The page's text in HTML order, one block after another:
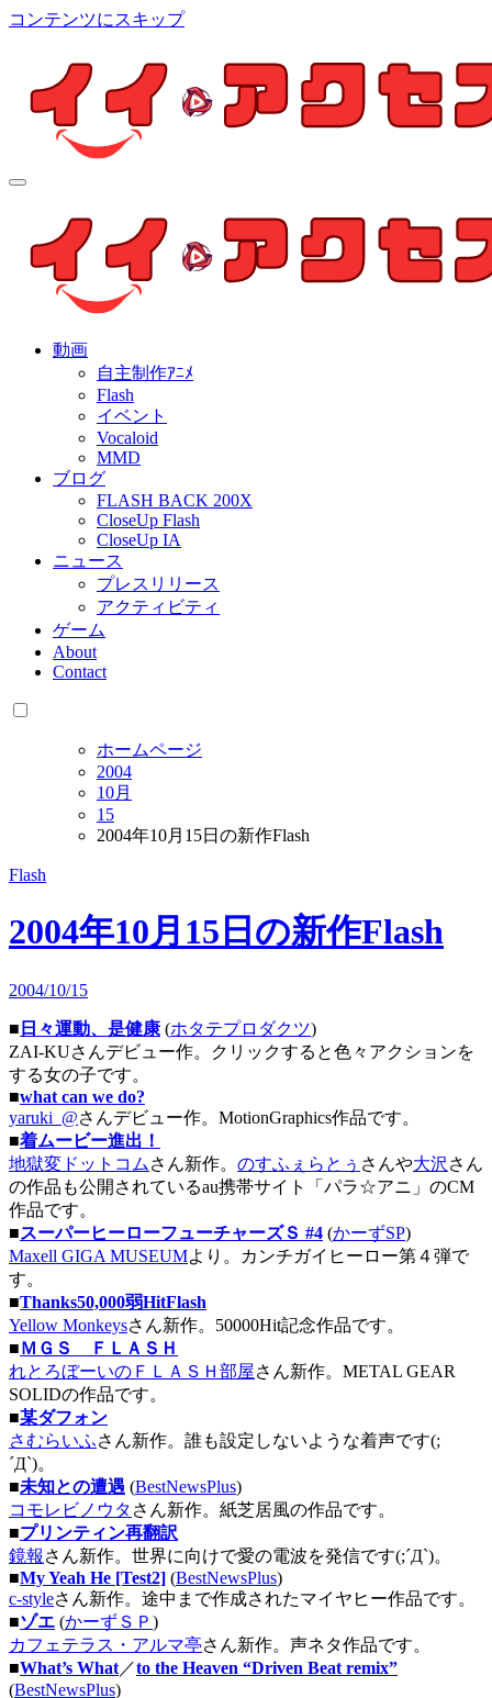
コンテンツにスキップ
個人制作アニメを中心とした動画紹介ブログ
動画
自主制作ｱﾆﾒ
Flash
イベント
Vocaloid
MMD
ブログ
FLASH BACK 200X
CloseUp Flash
CloseUp IA
ニュース
プレスリリース
アクティビティ
ゲーム
About
Contact
ホームページ
2004
10月
15
2004年10月15日の新作Flash
Flash
2004年10月15日の新作Flash
2004/10/15
■ 日々運動、是健康 (ホタテプロダクツ)
ZAI-KUさんデビュー作。クリックすると色々アクションを
する女の子です。
■what can we do?
yaruki_@さんデビュー作。MotionGraphics作品です。
■着ムービー進出！
地獄変ドットコム さん新作。 のすふぇらとぅ さんや大沢 さん
の作品も公開されているau携帯サイト「パラ☆アニ」のCM
作品です。
■スーパーヒーローフューチャーズＳ #4 (かーずSP)
Maxell GIGA MUSEUMより。カンチガイヒーロー第４弾で
す。
■Thanks50,000弱HitFlash
Yellow Monkeysさん新作。50000Hit記念作品です。
■ＭＧＳ ＦＬＡＳＨ
れとろぼーいのＦＬＡＳＨ部屋さん新作。METAL GEAR
SOLIDの作品です。
■某ダフォン
さむらいふさん新作。誰も設定しないような着声です(;
´Д`)。
■未知との遭遇 (BestNewsPlus)
コモレビノウタ さん新作。紙芝居風の作品です。
■プリンティン再翻訳
鏡報 さん新作。世界に向けで愛の電波を発信です(;´Д`)。
■My Yeah He [Test2] (BestNewsPlus)
c-styleさん新作。途中まで作成されたマイヤヒー作品です。
■ゾエ (かーずＳＰ )
カフェテラス・アルマ亭さん新作。声ネタ作品です。
■What’s What／to the Heaven “Driven Beat remix”
(BestNewsPlus)